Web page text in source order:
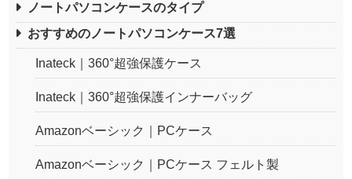
ノートパソコンケースのタイプ
おすすめのノートパソコンケース7選
Inateck｜360°超強保護ケース
Inateck｜360°超強保護インナーバッグ
Amazonベーシック｜PCケース
Amazonベーシック｜PCケース フェルト製